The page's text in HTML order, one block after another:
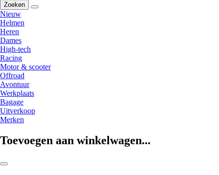
Zoeken
Nieuw
Helmen
Heren
Dames
High-tech
Racing
Motor & scooter
Offroad
Avontuur
Werkplaats
Bagage
Uitverkoop
Merken
Toevoegen aan winkelwagen...